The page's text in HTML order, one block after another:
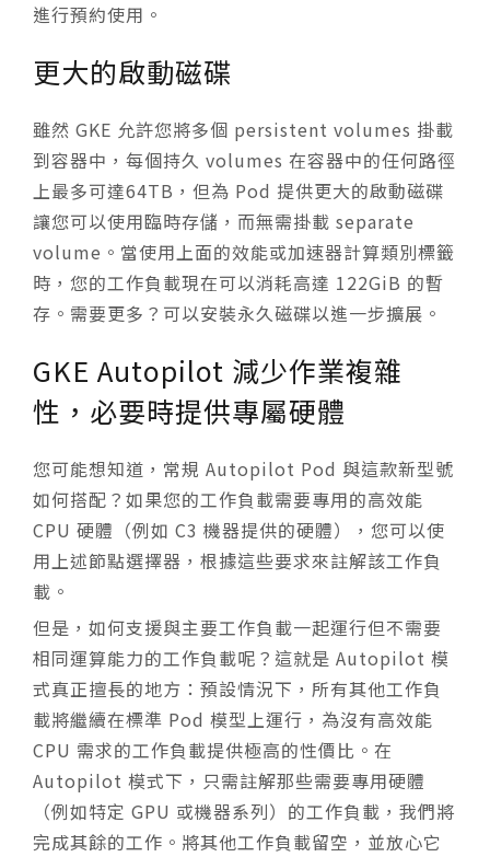
進行預約使用。
更大的啟動磁碟
雖然 GKE 允許您將多個 persistent volumes 掛載
到容器中，每個持久 volumes 在容器中的任何路徑
上最多可達64TB，但為 Pod 提供更大的啟動磁碟
讓您可以使用臨時存儲，而無需掛載 separate
volume。當使用上面的效能或加速器計算類別標籤
時，您的工作負載現在可以消耗高達 122GiB 的暫
存。需要更多？可以安裝永久磁碟以進一步擴展。
GKE Autopilot 減少作業複雜
性，必要時提供專屬硬體
您可能想知道，常規 Autopilot Pod 與這款新型號
如何搭配？如果您的工作負載需要專用的高效能
CPU 硬體（例如 C3 機器提供的硬體），您可以使
用上述節點選擇器，根據這些要求來註解該工作負
載。
但是，如何支援與主要工作負載一起運行但不需要
相同運算能力的工作負載呢？這就是 Autopilot 模
式真正擅長的地方：預設情況下，所有其他工作負
載將繼續在標準 Pod 模型上運行，為沒有高效能
CPU 需求的工作負載提供極高的性價比。在
Autopilot 模式下，只需註解那些需要專用硬體
（例如特定 GPU 或機器系列）的工作負載，我們將
完成其餘的工作。將其他工作負載留空，並放心它